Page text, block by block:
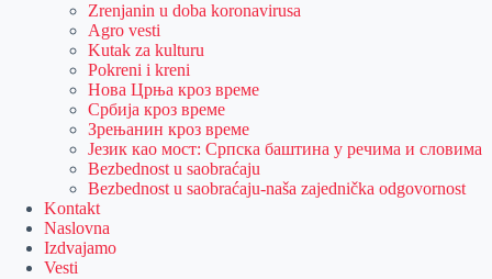
Zrenjanin u doba koronavirusa
Agro vesti
Kutak za kulturu
Pokreni i kreni
Нова Црња кроз време
Србија кроз време
Зрењанин кроз време
Језик као мост: Српска баштина у речима и словима
Bezbednost u saobraćaju
Bezbednost u saobraćaju-naša zajednička odgovornost
Kontakt
Naslovna
Izdvajamo
Vesti